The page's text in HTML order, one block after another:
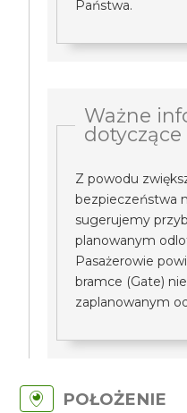
Państwa.
Ważne
Z powodu
bezpieczeństwa
sugerujemy
planowanym
Pasażerowie
bramce (Gate)
zaplanowanym
POŁOŻENIE